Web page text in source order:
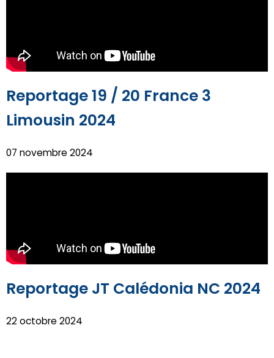
Reportage 19 / 20 France 3
Limousin 2024
07 novembre 2024
Reportage JT Calédonia NC 2024
22 octobre 2024